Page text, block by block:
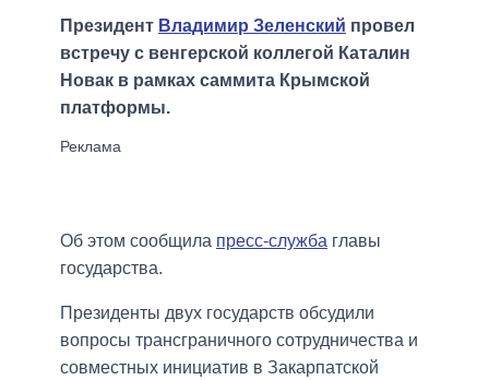
Президент Владимир Зеленский провел
встречу с венгерской коллегой Каталин
Новак в рамках саммита Крымской
платформы.
Об этом сообщила пресс-служба главы
государства.
Президенты двух государств обсудили
вопросы трансграничного сотрудничества и
совместных инициатив в Закарпатской